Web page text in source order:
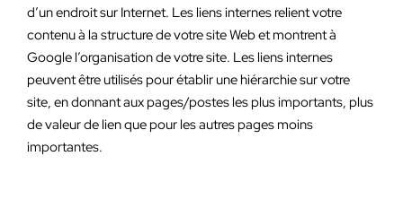
d’un endroit sur Internet. Les liens internes relient votre
contenu à la structure de votre site Web et montrent à
Google l’organisation de votre site. Les liens internes
peuvent être utilisés pour établir une hiérarchie sur votre
site, en donnant aux pages/postes les plus importants, plus
de valeur de lien que pour les autres pages moins
importantes.